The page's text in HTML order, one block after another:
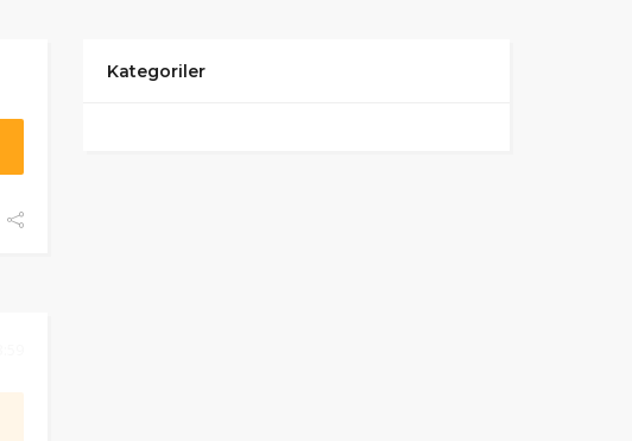
Kategoriler